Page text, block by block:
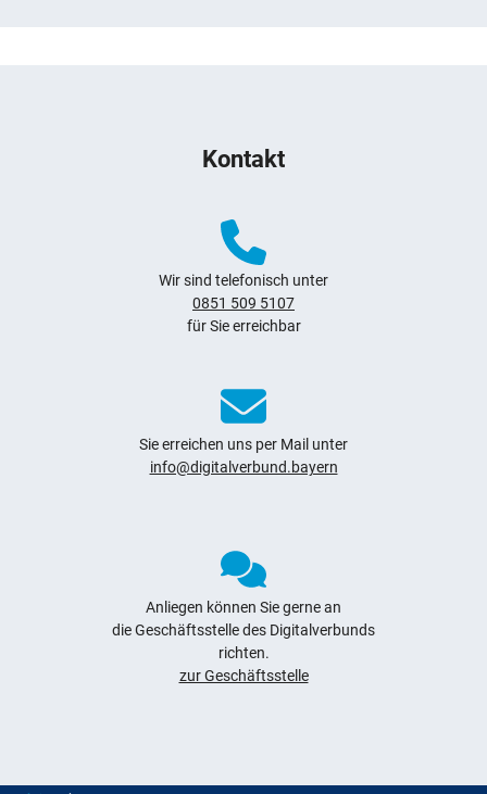
Kontakt
Wir sind telefonisch unter
0851 509 5107
für Sie erreichbar
Sie erreichen uns per Mail unter
info@digitalverbund.bayern
Anliegen können Sie gerne an
die Geschäftsstelle des Digitalverbunds
richten.
zur Geschäftsstelle